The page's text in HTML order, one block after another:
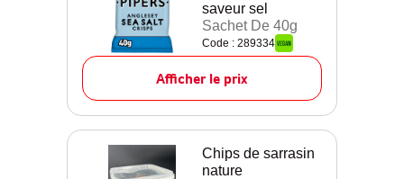
saveur sel
Sachet De 40g
Code : 289334
Afficher le prix
Chips de sarrasin
nature